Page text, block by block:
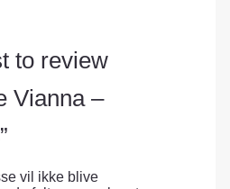
to review
Vianna –
vil ikke blive